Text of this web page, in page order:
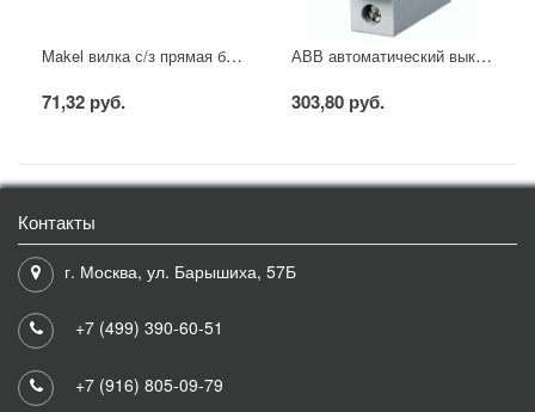
Makel вилка с/з прямая белая
71,32 руб.
АВВ автоматический выключатель SH201 - C16
303,80 руб.
Контакты
г. Москва, ул. Барышиха, 57Б
+7 (499) 390-60-51
+7 (916) 805-09-79